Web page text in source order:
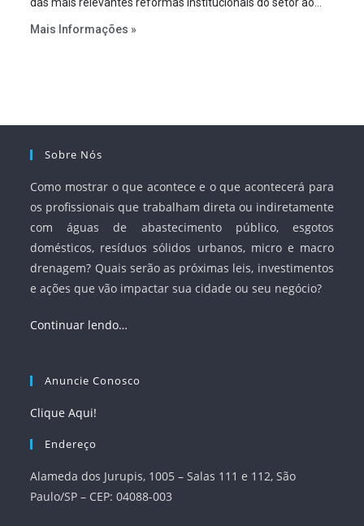
serviços, ampliar a participação da iniciativa privada,
Mais Informações »
Sobre Nós
Como mostrar o que acontece e o que acontecerá para
os profissionais que trabalham direta ou indiretamente
com águas de abastecimento público, esgotos
domésticos, resíduos sólidos urbanos, micro e macro
drenagem? Quais serão as próximas leis, investimentos
e ações que vão impactar sua cidade ou seu negócio?
Continuar lendo…
Anuncie Conosco
Clique Aqui!
Endereço
Alameda dos Jurupis, 1005 – Salas 111 e 112, São
Paulo/SP – CEP: 04088-003